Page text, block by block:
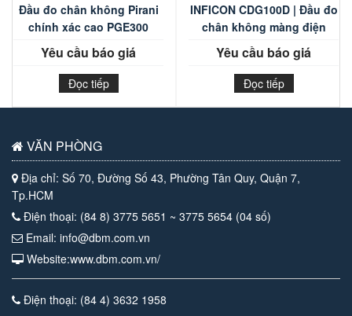
Đầu đo chân không Pirani
chính xác cao PGE300
Yêu cầu báo giá
Đọc tiếp
INFICON CDG100D | Đầu đo
chân không màng điện
dung
Yêu cầu báo giá
Đọc tiếp
VĂN PHÒNG
Địa chỉ: Số 70, Đường Số 43, Phường Tân Quy, Quận 7,
Tp.HCM
Điện thoại: (84 8) 3775 5651 ~ 3775 5654 (04 số)
Email: info@dbm.com.vn
Website:www.dbm.com.vn/
Điện thoại: (84 4) 3632 1958